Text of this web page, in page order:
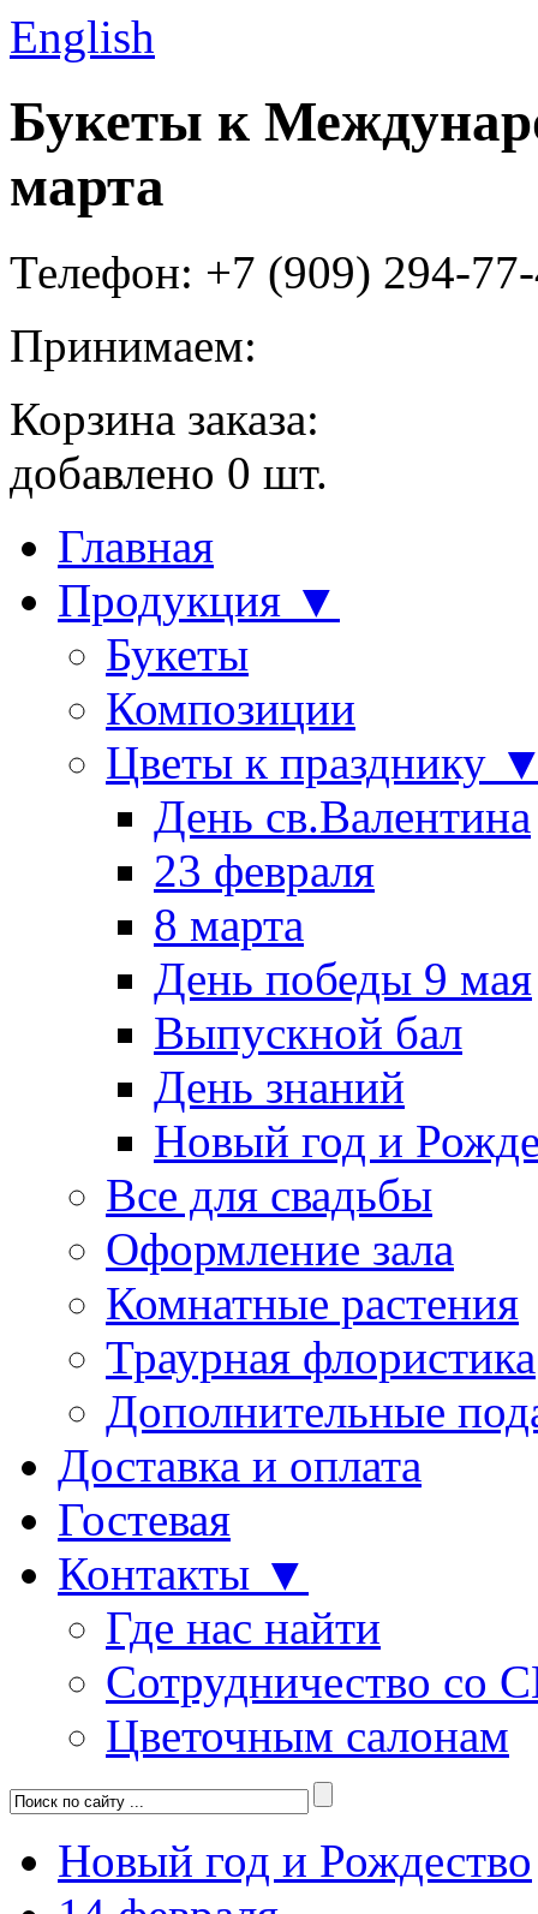
English
Букеты к
марта
Телефон: +7 (909) 294-
Принимаем:
Корзина заказа:
добавлено 0 шт.
Главная
Продукция ▼
Букеты
Композиции
Цветы к празднику
День св.Валентина
23 февраля
8 марта
День победы 9 мая
Выпускной бал
День знаний
Новый год и
Все для свадьбы
Оформление зала
Комнатные растения
Траурная флористика
Дополнительные
Доставка и оплата
Гостевая
Контакты ▼
Где нас найти
Сотрудничество со
Цветочным салонам
Новый год и Рождество